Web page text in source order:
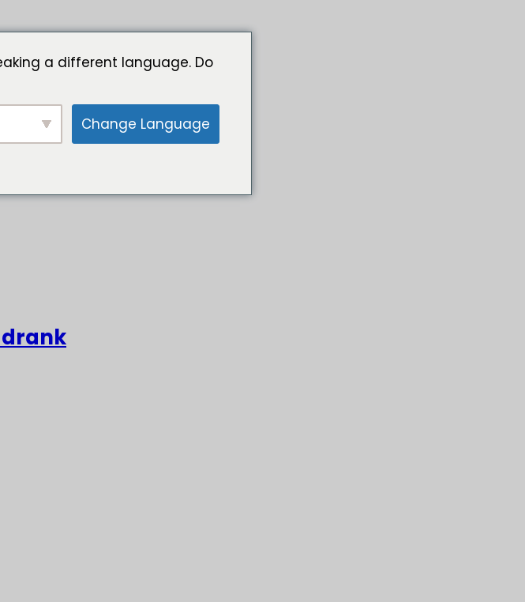
drank
a different language. Do
Change Language